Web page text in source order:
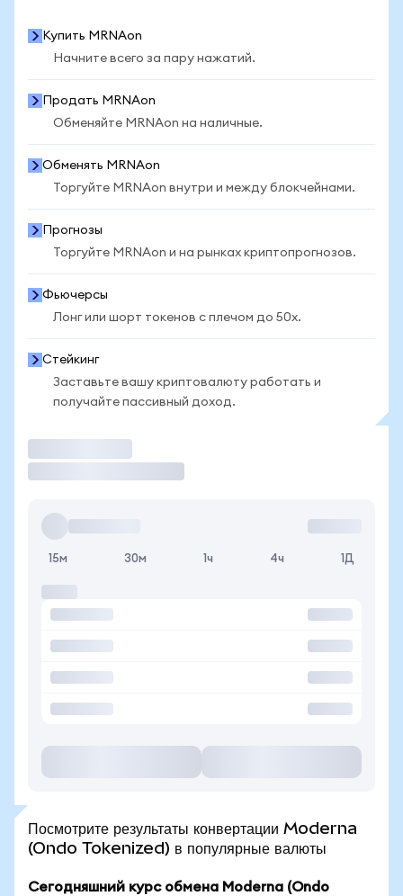
Купить MRNAon
Начните всего за пару нажатий.
Продать MRNAon
Обменяйте MRNAon на наличные.
Обменять MRNAon
Торгуйте MRNAon внутри и между блокчейнами.
Прогнозы
Торгуйте MRNAon и на рынках криптопрогнозов.
Фьючерсы
Лонг или шорт токенов с плечом до 50x.
Стейкинг
Заставьте вашу криптовалюту работать и
получайте пассивный доход.
15м 30м 1ч 4ч 1Д
Посмотрите результаты конвертации Moderna
(Ondo Tokenized) в популярные валюты
Сегодняшний курс обмена Moderna (Ondo